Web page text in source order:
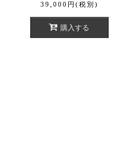
39,000 円 (税別)
購入する